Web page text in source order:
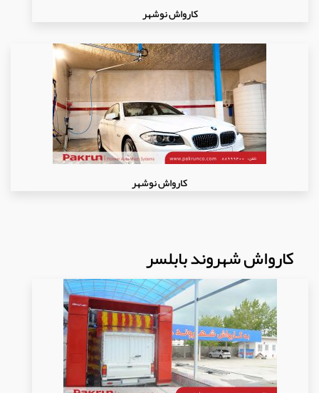
کارواش نوشهر
کارواش نوشهر